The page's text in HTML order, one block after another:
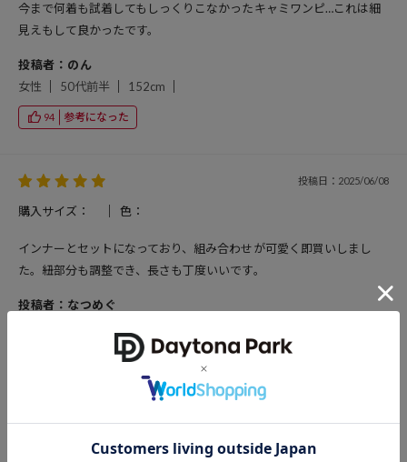
今まで何着も試着してもしっくりこなかったキャミワンピ…これは細
見えもして良かったです。
投稿者：のん
女性
50代前半 152cm
94 参考になった
投稿日：2025/06/08
購入サイズ： 色：
インナーとセットになっており、組み合わせが可愛く即買いしまし
た。紐部分も調整でき、長さも丁度いいです。
投稿者：なつめぐ
参考になった